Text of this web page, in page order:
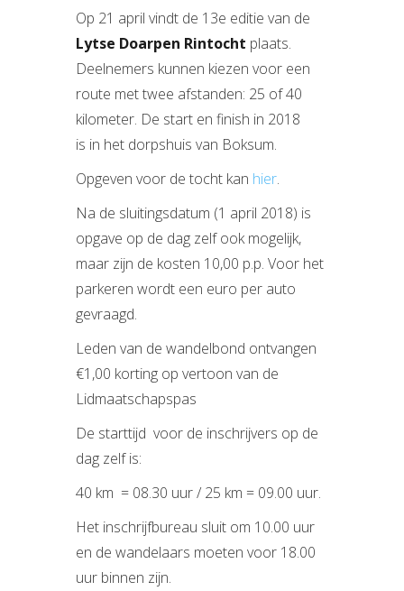
Op 21 april vindt de 13e editie van de
Lytse Doarpen Rintocht plaats.
Deelnemers kunnen kiezen voor een
route met twee afstanden: 25 of 40
kilometer. De start en finish in 2018
is in het dorpshuis van Boksum.
Opgeven voor de tocht kan hier.
Na de sluitingsdatum (1 april 2018) is
opgave op de dag zelf ook mogelijk,
maar zijn de kosten 10,00 p.p. Voor het
parkeren wordt een euro per auto
gevraagd.
Leden van de wandelbond ontvangen
€1,00 korting op vertoon van de
Lidmaatschapspas
De starttijd voor de inschrijvers op de
dag zelf is:
40 km = 08.30 uur / 25 km = 09.00 uur.
Het inschrijfbureau sluit om 10.00 uur
en de wandelaars moeten voor 18.00
uur binnen zijn.